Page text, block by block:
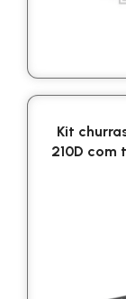
Kit
210D com